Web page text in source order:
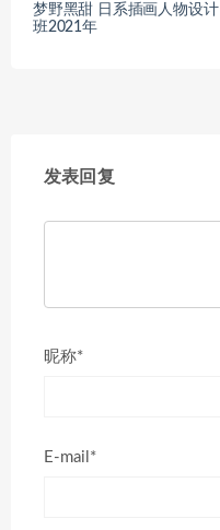
梦野黑甜 日系插画人物设计
班2021年
发表回复
昵称*
E-mail*